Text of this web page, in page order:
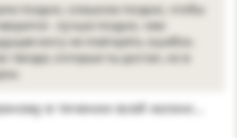
поздно, слишком поздно, чтобы
- лучше поздно, чем
могу не повторять ошибок.
которые ты достал, но в
в течении всей жизни…